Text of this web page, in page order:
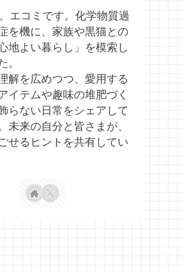
エコミです。化学物質過
を機に、家族や黒猫との
地よい暮らし」を模索し
。
解を広めつつ、愛用する
イテムや趣味の堆肥づく
らない日常をシェアして
未来の自分と皆さまが、
せるヒントを共有してい